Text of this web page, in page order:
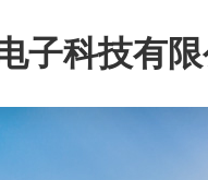
子科技有